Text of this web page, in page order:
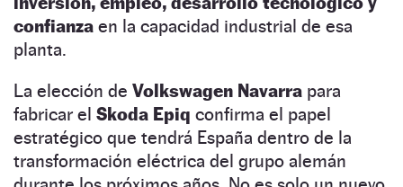
confianza en la capacidad industrial de esa
planta.
La elección de Volkswagen Navarra para
fabricar el Skoda Epiq confirma el papel
estratégico que tendrá España dentro de la
transformación eléctrica del grupo alemán